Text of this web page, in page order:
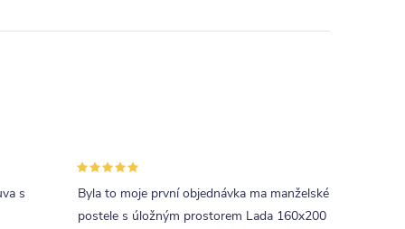
s
Byla to moje první objednávka ma manželské
postele s úložným prostorem Lada 160x200